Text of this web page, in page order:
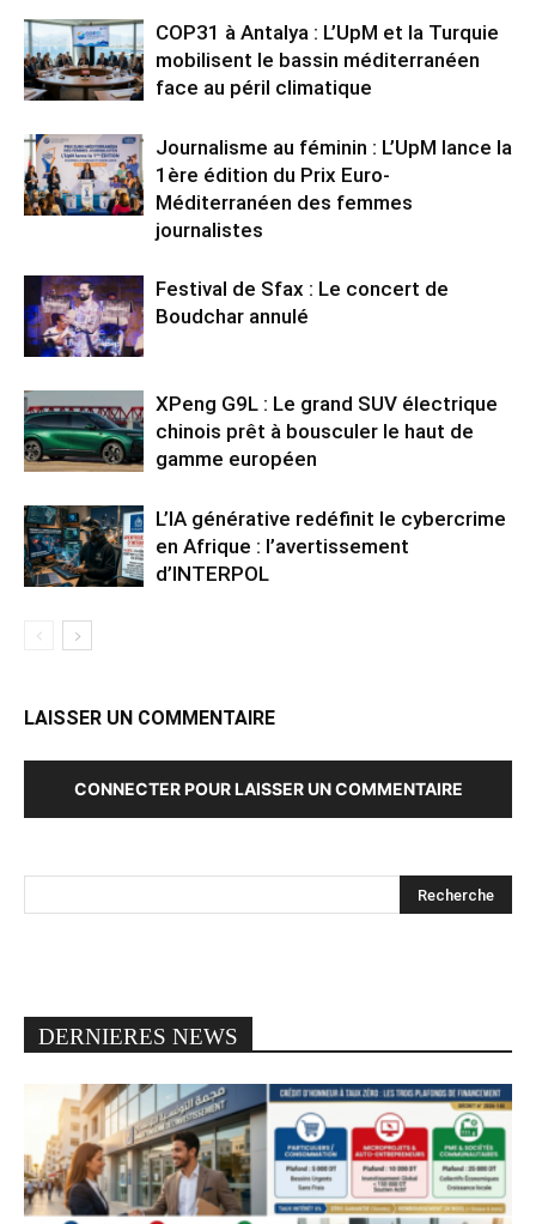
COP31 à Antalya : L’UpM et la Turquie
mobilisent le bassin méditerranéen
face au péril climatique
Journalisme au féminin : L’UpM lance la
1ère édition du Prix Euro-
Méditerranéen des femmes
journalistes
Festival de Sfax : Le concert de
Boudchar annulé
XPeng G9L : Le grand SUV électrique
chinois prêt à bousculer le haut de
gamme européen
L’IA générative redéfinit le cybercrime
en Afrique : l’avertissement
d’INTERPOL
LAISSER UN COMMENTAIRE
CONNECTER POUR LAISSER UN COMMENTAIRE
DERNIERES NEWS